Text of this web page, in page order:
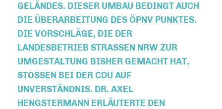
ELÄNDES. DIESER UMBAU BEDINGT AUCH D
IE ÜBERARBEITUNG DES ÖPNV PUNKTES. D
IE VORSCHLÄGE, DIE DER L
ANDESBETRIEB STRASSEN NRW ZUR UM
GESTALTUNG BISHER GEMACHT HAT, ST
OSSEN BEI DER CDU AUF UNV
ERSTÄNDNIS. DR. AXEL HEN
GSTERMANN ERLÄUTERTE DEN SAC